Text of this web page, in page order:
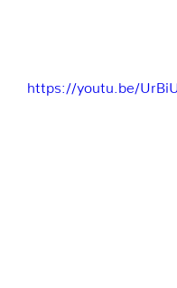
https://youtu.be/